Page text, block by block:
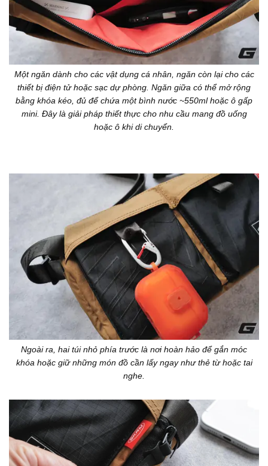
Một ngăn dành cho các vật dụng cá nhân, ngăn còn lại cho các
thiết bị điện tử hoặc sạc dự phòng. Ngăn giữa có thể mở rộng
bằng khóa kéo, đủ để chứa một bình nước ~550ml hoặc ô gấp
mini. Đây là giải pháp thiết thực cho nhu cầu mang đồ uống
hoặc ô khi di chuyển.
Ngoài ra, hai túi nhỏ phía trước là nơi hoàn hảo để gắn móc
khóa hoặc giữ những món đồ cần lấy ngay như thẻ từ hoặc tai
nghe.